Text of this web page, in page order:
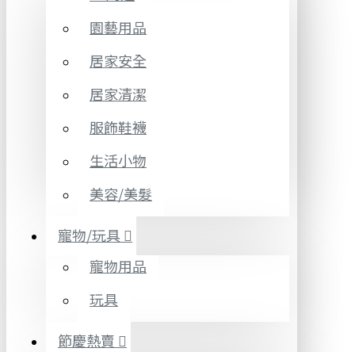
園藝用品
居家安全
居家清潔
服飾鞋襪
生活小物
美容/美髮
寵物/玩具
寵物用品
玩具
節慶熱賣